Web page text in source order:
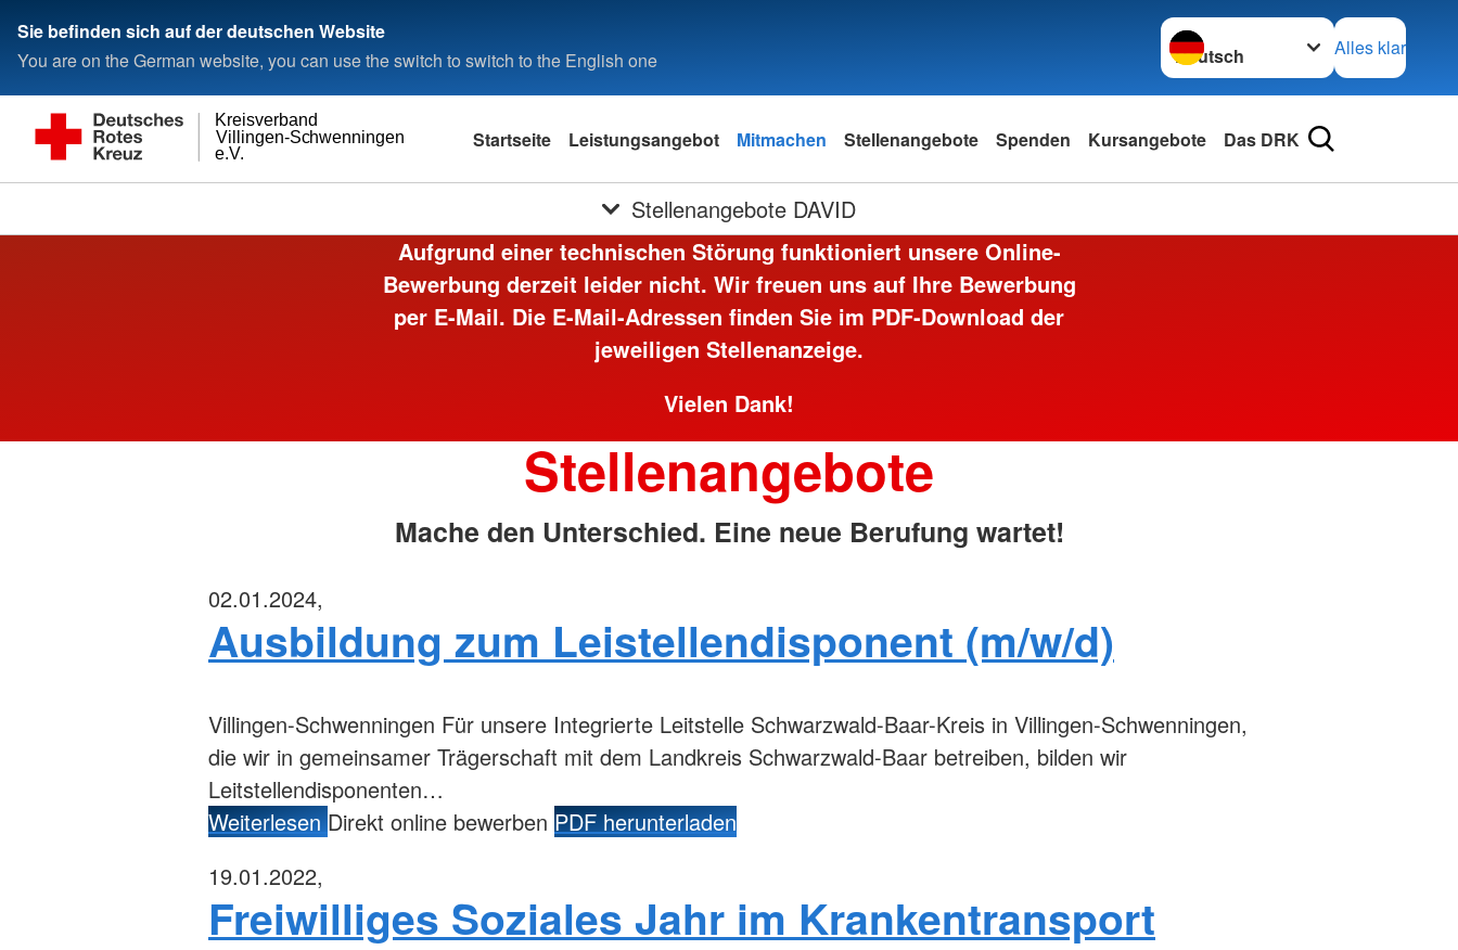
Sie befinden sich auf der deutschen Website
You are on the German website, you can use the switch to switch to the English one
Sprache wechseln zu
Alles klar
e.V.
Villingen-Schwenningen
Kreisverband
Startseite Leistungsangebot Mitmachen Stellenangebote Spenden Kursangebote Das DRK
Stellenangebote DAVID
Aufgrund einer technischen Störung funktioniert unsere Online-
Bewerbung derzeit leider nicht. Wir freuen uns auf Ihre Bewerbung
per E-Mail. Die E-Mail-Adressen finden Sie im PDF-Download der
jeweiligen Stellenanzeige.
Vielen Dank!
Stellenangebote
Mache den Unterschied. Eine neue Berufung wartet!
02.01.2024,
Ausbildung zum Leistellendisponent (m/w/d)
Villingen-Schwenningen Für unsere Integrierte Leitstelle Schwarzwald-Baar-Kreis in Villingen-Schwenningen,
die wir in gemeinsamer Trägerschaft mit dem Landkreis Schwarzwald-Baar betreiben, bilden wir
Leitstellendisponenten…
WeiterlesenDirekt online bewerben PDF herunterladen
19.01.2022,
Freiwilliges Soziales Jahr im Krankentransport